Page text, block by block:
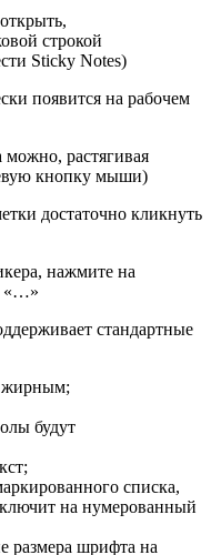
строкой
Sticky Notes)
появится на рабочем
можно, растягивая
кнопку мыши)
достаточно кликнуть
нажмите на
«…»
стандартные
жирным;
будут
списка,
на нумерованный
размера шрифта на